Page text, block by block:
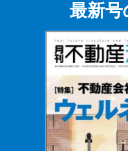
最新号